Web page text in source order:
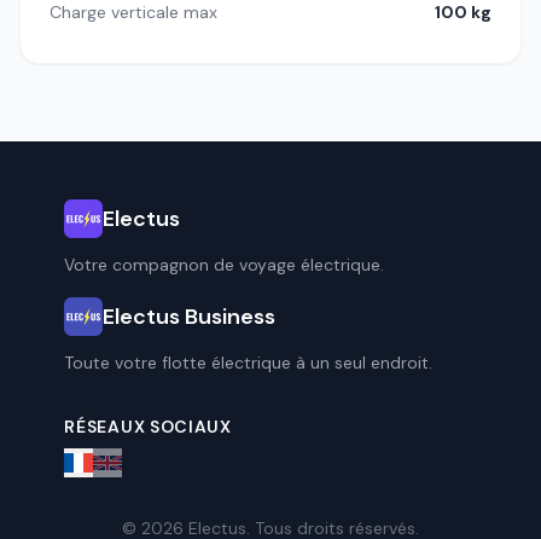
Charge verticale max 100 kg
Electus
Votre compagnon de voyage électrique.
Electus Business
Toute votre flotte électrique à un seul endroit.
RÉSEAUX SOCIAUX
© 2026 Electus. Tous droits réservés.